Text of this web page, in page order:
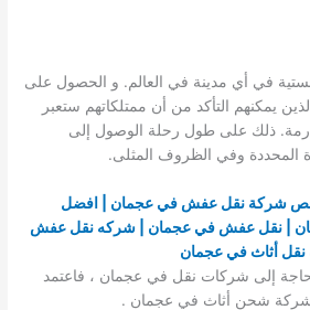
في أي مدينة في العالم. و الحصول على
يمكنهم التأكد من أن ممتلكاتهم ستعبر
ذلك على طول رحلة الوصول إلى
المحددة وفي الظروف المثلى.
شركة نقل عفش في عجمان | افضل
| نقل عفش في عجمان | شركه نقل عفش
أثاث في عجمان
إلى شركات نقل في عجمان ، فاعتمد
شحن أثاث في عجمان .